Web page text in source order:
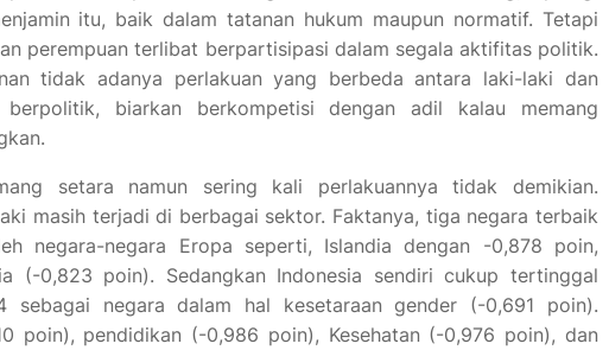
itu, baik dalam tatanan hukum maupun normatif. Tetapi
perempuan terlibat berpartisipasi dalam segala aktifitas politik.
tidak adanya perlakuan yang berbeda antara laki-laki dan
biarkan berkompetisi dengan adil kalau memang
setara namun sering kali perlakuannya tidak demikian.
masih terjadi di berbagai sektor. Faktanya, tiga negara terbaik
negara-negara Eropa seperti, Islandia dengan -0,878 poin,
(-0,823 poin). Sedangkan Indonesia sendiri cukup tertinggal
sebagai negara dalam hal kesetaraan gender (-0,691 poin).
poin), pendidikan (-0,986 poin), Kesehatan (-0,976 poin), dan